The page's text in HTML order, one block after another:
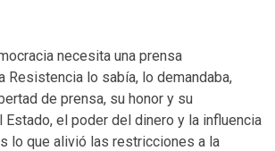
necesita una prensa
Resistencia lo sabía, lo demandaba,
de prensa, su honor y su
Estado, el poder del dinero y la influencia
lo que alivió las restricciones a la